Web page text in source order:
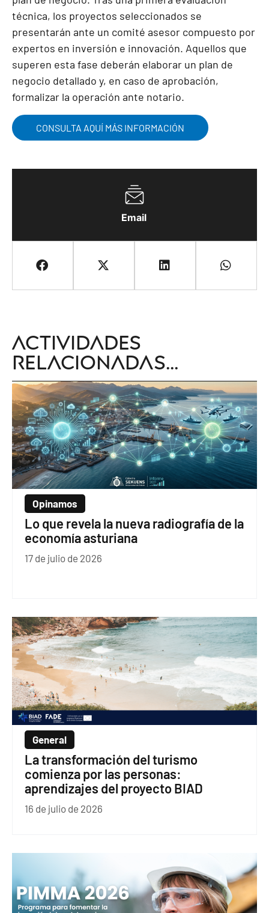
Email
técnica, los proyectos seleccionados se
presentarán ante un comité asesor compuesto por
expertos en inversión e innovación. Aquellos que
superen esta fase deberán elaborar un plan de
negocio detallado y, en caso de aprobación,
formalizar la operación ante notario.
CONSULTA AQUÍ MÁS INFORMACIÓN
Actividades
relacionadas...
Opinamos
Lo que revela la nueva radiografía de la
economía asturiana
17 de julio de 2026
General
La transformación del turismo
comienza por las personas:
aprendizajes del proyecto BIAD
16 de julio de 2026